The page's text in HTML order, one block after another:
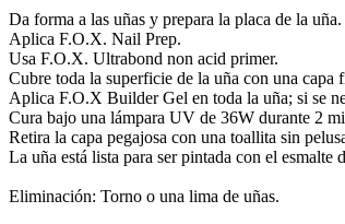
Da forma a las uñas y prepara la placa de la uña.
Aplica F.O.X. Nail Prep.
Usa F.O.X. Ultrabond non acid primer.
Cubre toda la superficie de la uña con una capa
Aplica F.O.X Builder Gel en toda la uña; si se
Cura bajo una lámpara UV de 36W durante 2
Retira la capa pegajosa con una toallita sin
La uña está lista para ser pintada con el esmalte
Eliminación: Torno o una lima de uñas.